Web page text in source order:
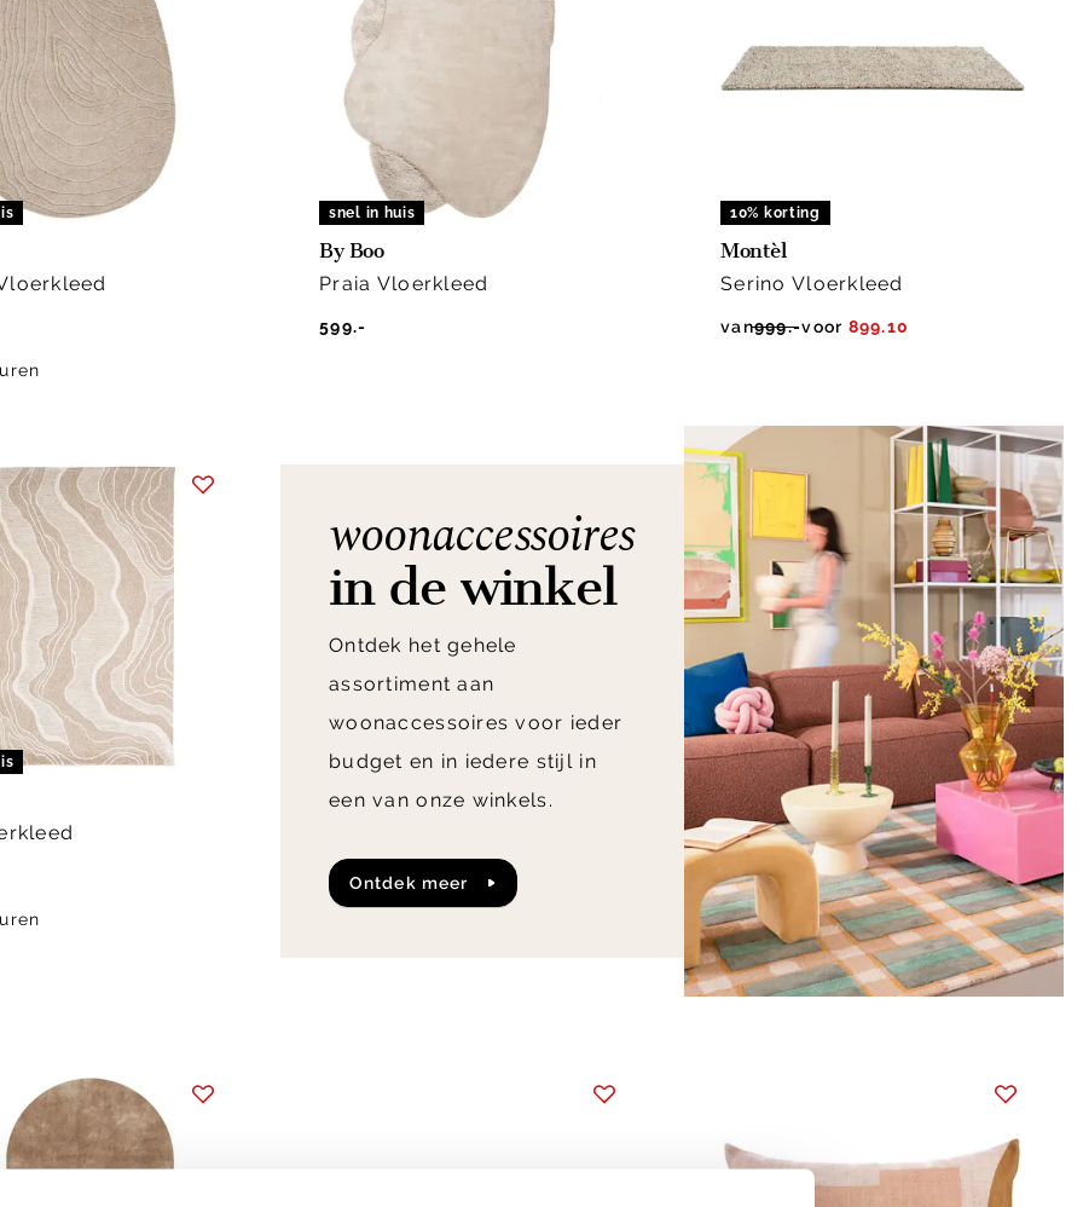
snel in huis
By Boo
Praia Vloerkleed
599.-
10% korting
Montèl
Serino Vloerkleed
van999.-voor 899.10
woonaccessoires
in de winkel
Ontdek het gehele
assortiment aan
woonaccessoires voor ieder
budget en in iedere stijl in
een van onze winkels.
ontdek meer